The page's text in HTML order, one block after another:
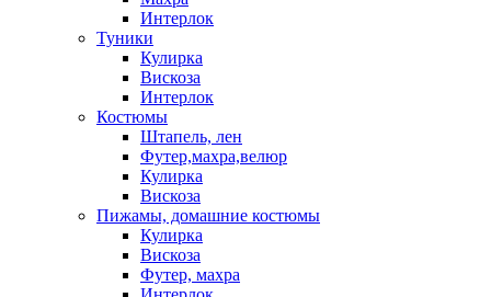
Интерлок
Туники
Кулирка
Вискоза
Интерлок
Костюмы
Штапель, лен
Футер,махра,велюр
Кулирка
Вискоза
Пижамы, домашние костюмы
Кулирка
Вискоза
Футер, махра